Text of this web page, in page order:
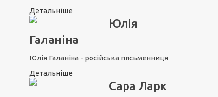
Детальніше
Юлія
Галаніна
Юлія Галаніна - російська письменниця
Детальніше
Сара Ларк